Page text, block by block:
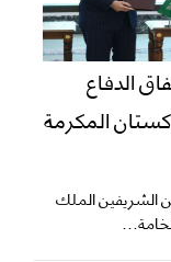
الدفاع
المكرمة
الشريفين الملك